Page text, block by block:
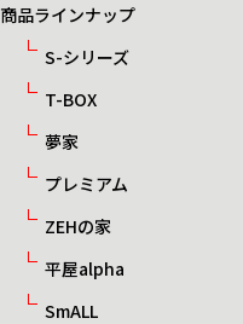
商品ラインナップ
S-シリーズ
T-BOX
夢家
プレミアム
ZEHの家
平屋alpha
SmALL